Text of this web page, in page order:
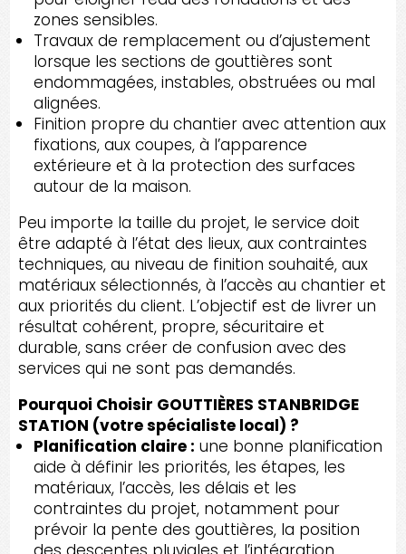
zones sensibles.
Travaux de remplacement ou d’ajustement
lorsque les sections de gouttières sont
endommagées, instables, obstruées ou mal
alignées.
Finition propre du chantier avec attention aux
fixations, aux coupes, à l’apparence
extérieure et à la protection des surfaces
autour de la maison.
Peu importe la taille du projet, le service doit
être adapté à l’état des lieux, aux contraintes
techniques, au niveau de finition souhaité, aux
matériaux sélectionnés, à l’accès au chantier et
aux priorités du client. L’objectif est de livrer un
résultat cohérent, propre, sécuritaire et
durable, sans créer de confusion avec des
services qui ne sont pas demandés.
Pourquoi Choisir GOUTTIÈRES STANBRIDGE
STATION (votre spécialiste local) ?
Planification claire : une bonne planification
aide à définir les priorités, les étapes, les
matériaux, l’accès, les délais et les
contraintes du projet, notamment pour
prévoir la pente des gouttières, la position